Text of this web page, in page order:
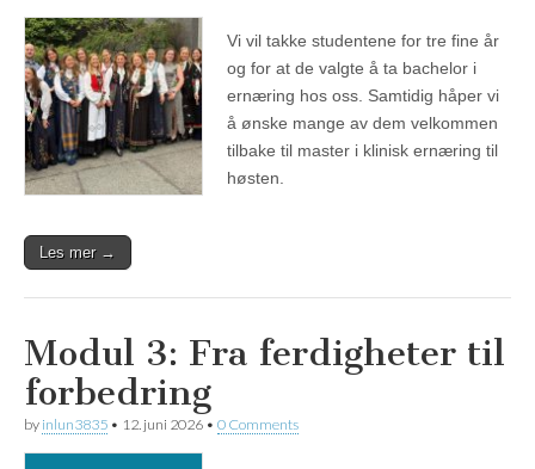
Vi vil takke studentene for tre fine år
og for at de valgte å ta bachelor i
ernæring hos oss. Samtidig håper vi
å ønske mange av dem velkommen
tilbake til master i klinisk ernæring til
høsten.
Les mer →
Modul 3: Fra ferdigheter til
forbedring
by inlun3835 • 12. juni 2026 • 0 Comments